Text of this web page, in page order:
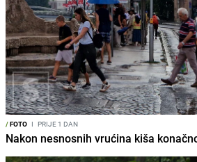
/FOTO I PRIJE 1 DAN
Nakon nesnosnih vrućina kiša